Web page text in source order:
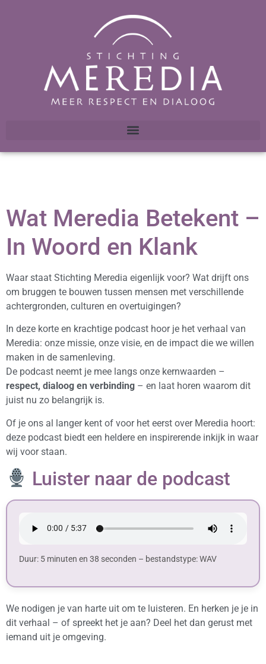
Wat Meredia Betekent –
In Woord en Klank
Waar staat Stichting Meredia eigenlijk voor? Wat drijft ons
om bruggen te bouwen tussen mensen met verschillende
achtergronden, culturen en overtuigingen?
In deze korte en krachtige podcast hoor je het verhaal van
Meredia: onze missie, onze visie, en de impact die we willen
maken in de samenleving.
De podcast neemt je mee langs onze kernwaarden –
respect, dialoog en verbinding – en laat horen waarom dit
juist nu zo belangrijk is.
Of je ons al langer kent of voor het eerst over Meredia hoort:
deze podcast biedt een heldere en inspirerende inkijk in waar
wij voor staan.
Luister naar de podcast
Duur: 5 minuten en 38 seconden – bestandstype: WAV
We nodigen je van harte uit om te luisteren. En herken je je in
dit verhaal – of spreekt het je aan? Deel het dan gerust met
iemand uit je omgeving.